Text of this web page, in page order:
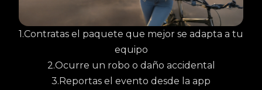
1.Contratas el paquete que mejor se adapta a tu
equipo
2.Ocurre un robo o daño accidental
3.Reportas el evento desde la app